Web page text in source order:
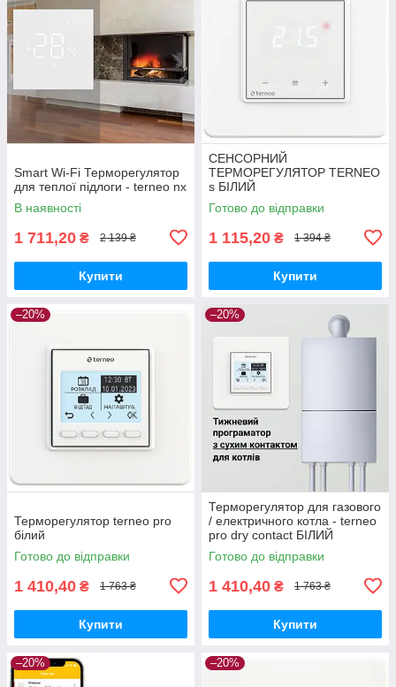
Smart Wi-Fi Терморегулятор
для теплої підлоги - terneo nx
В наявності
1 711,20 ₴ 2 139 ₴
Купити
СЕНСОРНИЙ
ТЕРМОРЕГУЛЯТОР TERNEO
s БІЛИЙ
Готово до відправки
1 115,20 ₴ 1 394 ₴
Купити
–20%
Терморегулятор terneo pro
білий
Готово до відправки
1 410,40 ₴ 1 763 ₴
Купити
–20%
Терморегулятор для газового
/ електричного котла - terneo
pro dry contact БІЛИЙ
Готово до відправки
1 410,40 ₴ 1 763 ₴
Купити
–20% –20%